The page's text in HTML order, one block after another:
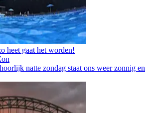
heet gaat het worden!
natte zondag staat ons weer zonnig en